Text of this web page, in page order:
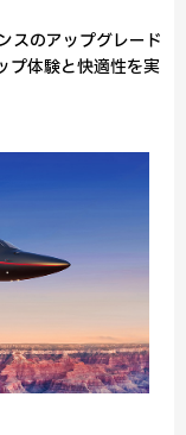
のアップグレード
プ体験と快適性を実